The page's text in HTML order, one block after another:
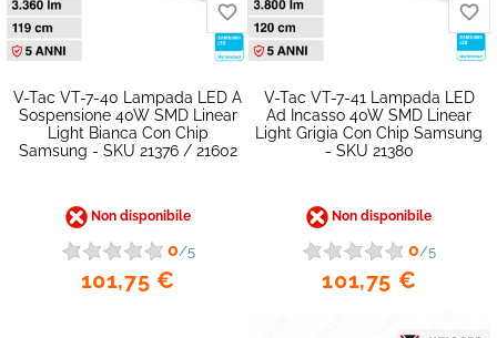
V-Tac VT-7-40 Lampada LED A
Sospensione 40W SMD Linear
Light Bianca Con Chip
Samsung - SKU 21376 / 21602
Non disponibile
0/5
101,75 €
V-Tac VT-7-41 Lampada LED
Ad Incasso 40W SMD Linear
Light Grigia Con Chip Samsung
- SKU 21380
Non disponibile
0/5
101,75 €